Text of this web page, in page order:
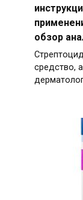
обзор
средство,